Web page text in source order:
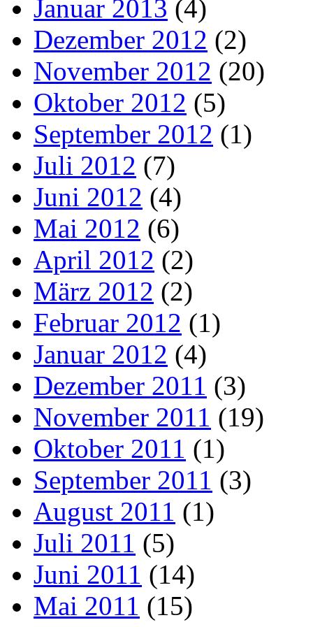
Januar 2013 (4)
Dezember 2012 (2)
November 2012 (20)
Oktober 2012 (5)
September 2012 (1)
Juli 2012 (7)
Juni 2012 (4)
Mai 2012 (6)
April 2012 (2)
März 2012 (2)
Februar 2012 (1)
Januar 2012 (4)
Dezember 2011 (3)
November 2011 (19)
Oktober 2011 (1)
September 2011 (3)
August 2011 (1)
Juli 2011 (5)
Juni 2011 (14)
Mai 2011 (15)